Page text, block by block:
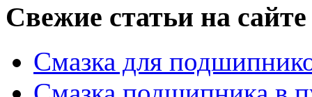
Свежие статьи на сайте
Смазка для